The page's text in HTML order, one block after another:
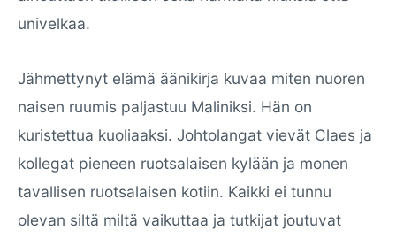
univelkaa.
Jähmettynyt elämä äänikirja kuvaa miten nuoren
naisen ruumis paljastuu Maliniksi. Hän on
kuristettua kuoliaaksi. Johtolangat vievät Claes ja
kollegat pieneen ruotsalaisen kylään ja monen
tavallisen ruotsalaisen kotiin. Kaikki ei tunnu
olevan siltä miltä vaikuttaa ja tutkijat joutuvat